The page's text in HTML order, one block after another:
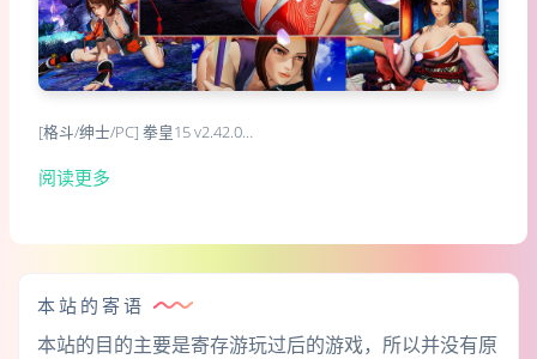
[格斗/绅士/PC] 拳皇15 v2.42.0…
阅读更多
本站的寄语
本站的目的主要是寄存游玩过后的游戏，所以并没有原